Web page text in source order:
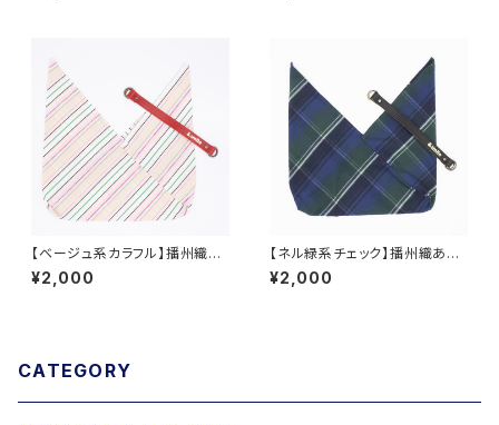
【ベージュ系カラフル】播州織あ
づま袋
¥2,000
【ネル緑系チェック】播州織あづ
ま袋
¥2,000
CATEGORY